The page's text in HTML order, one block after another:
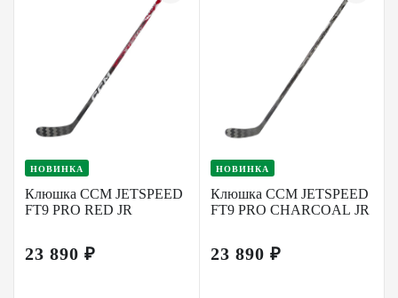
НОВИНКА
Клюшка CCM JETSPEED
FT9 PRO RED JR
23 890 ₽
НОВИНКА
Клюшка CCM JETSPEED
FT9 PRO CHARCOAL JR
23 890 ₽